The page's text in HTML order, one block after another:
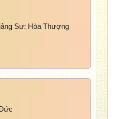
Sư: Hòa Thượng